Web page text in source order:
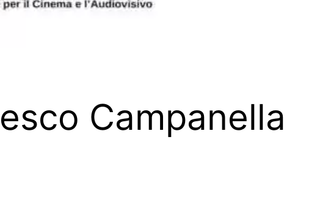
Campanella